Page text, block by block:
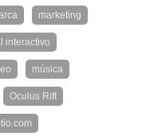
marketing
interactivo
música
Oculus Rift